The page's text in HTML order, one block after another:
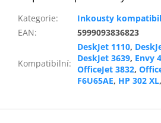
Kategorie:
Inkousty
EAN: 5999093836823
Kompatibilní:
DeskJet 1110,
DeskJet 3639, Envy
OfficeJet 3832,
F6U65AE, HP 302 XL,
Z